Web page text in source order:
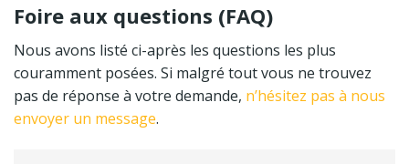
Foire aux questions (FAQ)
Nous avons listé ci-après les questions les plus
couramment posées. Si malgré tout vous ne trouvez
pas de réponse à votre demande, n’hésitez pas à nous
envoyer un message.